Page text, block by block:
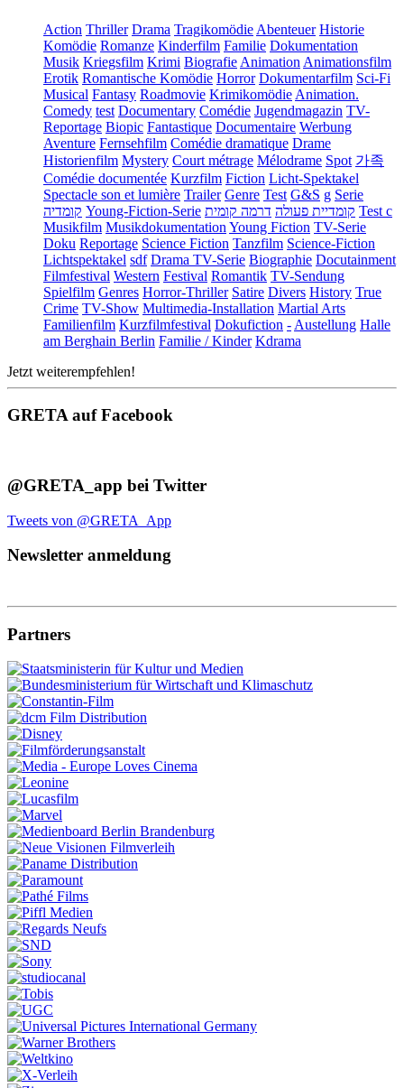
Action Thriller Drama Tragikomödie Abenteuer Historie
Komödie Romanze Kinderfilm Familie Dokumentation
Musik Kriegsfilm Krimi Biografie Animation Animationsfilm
Erotik Romantische Komödie Horror Dokumentarfilm Sci-Fi
Musical Fantasy Roadmovie Krimikomödie Animation.
Comedy test Documentary Comédie Jugendmagazin TV-
Reportage Biopic Fantastique Documentaire Werbung
Aventure Fernsehfilm Comédie dramatique Drame
Historienfilm Mystery Court métrage Mélodrame Spot 가족
Comédie documentée Kurzfilm Fiction Licht-Spektakel
Spectacle son et lumière Trailer Genre Test G&S g Serie
קומדיה Young-Fiction-Serie קומדיית פעולה דרמה קומית
Test c
Musikfilm Musikdokumentation Young Fiction TV-Serie
Doku Reportage Science Fiction Tanzfilm Science-Fiction
Lichtspektakel sdf Drama TV-Serie Biographie Docutainment
Filmfestival Western Festival Romantik TV-Sendung
Spielfilm Genres Horror-Thriller Satire Divers History True
Crime TV-Show Multimedia-Installation Martial Arts
Familienfilm Kurzfilmfestival Dokufiction - Austellung Halle
am Berghain Berlin Familie / Kinder Kdrama
Jetzt weiterempfehlen!
GRETA auf Facebook
@GRETA_app bei Twitter
Tweets von @GRETA_App
Newsletter anmeldung
Partners